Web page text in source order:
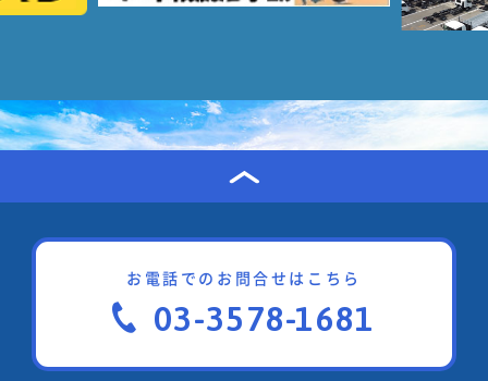
お電話でのお問合せはこちら
03-3578-1681